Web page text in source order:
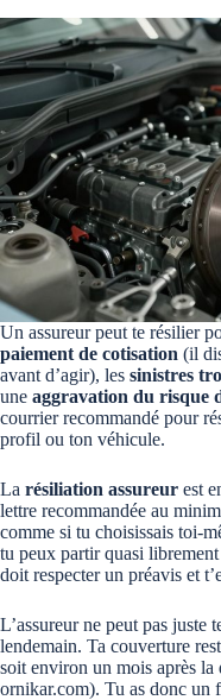
Un assureur peut te résilier
paiement de cotisation (il
avant d’agir), les sinistres
une aggravation du risque
courrier recommandé pour
profil ou ton véhicule.
La résiliation assureur est
lettre recommandée au
comme si tu choisissais toi-
tu peux partir quasi
doit respecter un préavis et
L’assureur ne peut pas juste
lendemain. Ta couverture
soit environ un mois après
ornikar.com). Tu as donc un